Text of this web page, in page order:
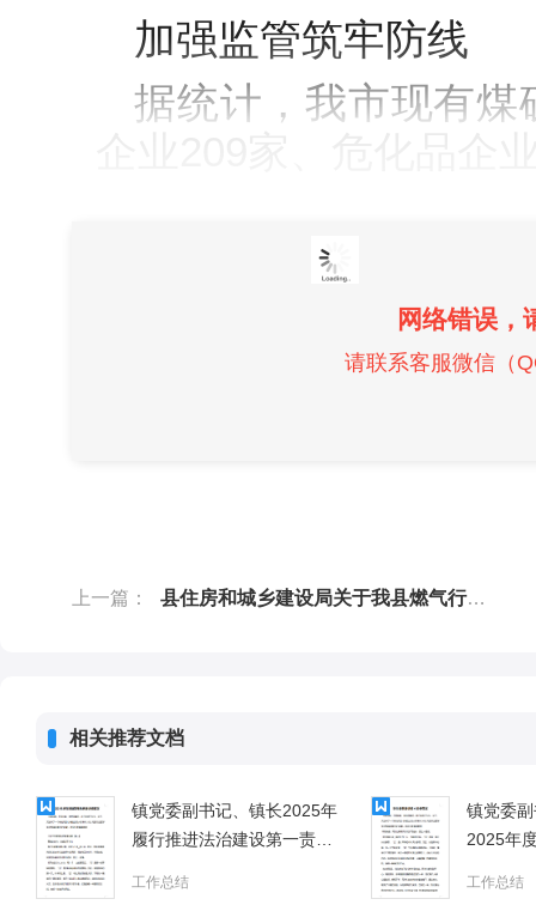
加强监管筑牢防线
据统计，我市现有煤
网络错误，
请联系客服微信（
上一篇： 县住房和城乡建设局关于我县燃气行业安全生产工作总结
相关推荐文档
镇党委副书记、镇长2025年
履行推进法治建设第一责任
工作总结
镇党委
2025年
工作总结